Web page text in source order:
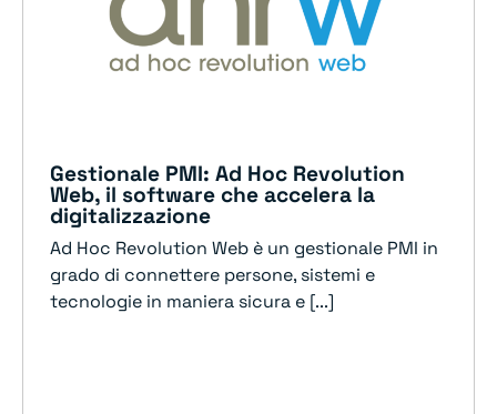
Gestionale PMI: Ad Hoc Revolution
Web, il software che accelera la
digitalizzazione
Ad Hoc Revolution Web è un gestionale PMI in
grado di connettere persone, sistemi e
tecnologie in maniera sicura e [...]